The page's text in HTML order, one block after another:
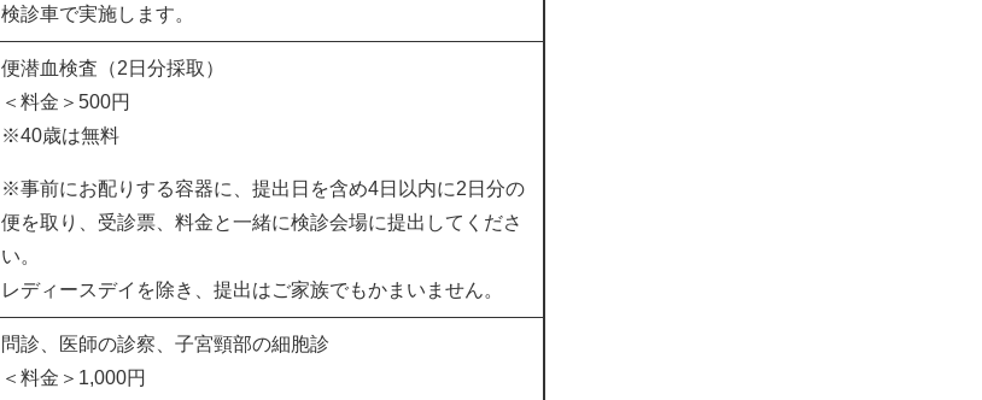
検診車で実施します。
便潜血検査（2日分採取）
＜料金＞500円
※40歳は無料
※事前にお配りする容器に、提出日を含め4日以内に2日分の
便を取り、受診票、料金と一緒に検診会場に提出してくださ
い。
レディースデイを除き、提出はご家族でもかまいません。
問診、医師の診察、子宮頸部の細胞診
＜料金＞1,000円